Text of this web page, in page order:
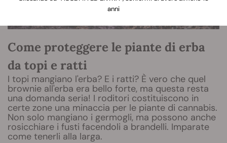
Come proteggere le piante di erba
da topi e ratti
I topi mangiano l'erba? E i ratti? È vero che quel
brownie all'erba era bello forte, ma questa resta
una domanda seria! I roditori costituiscono in
certe zone una minaccia per le piante di cannabis.
Non solo mangiano i germogli, ma possono anche
rosicchiare i fusti facendoli a brandelli. Imparate
come tenerli alla larga.
anni